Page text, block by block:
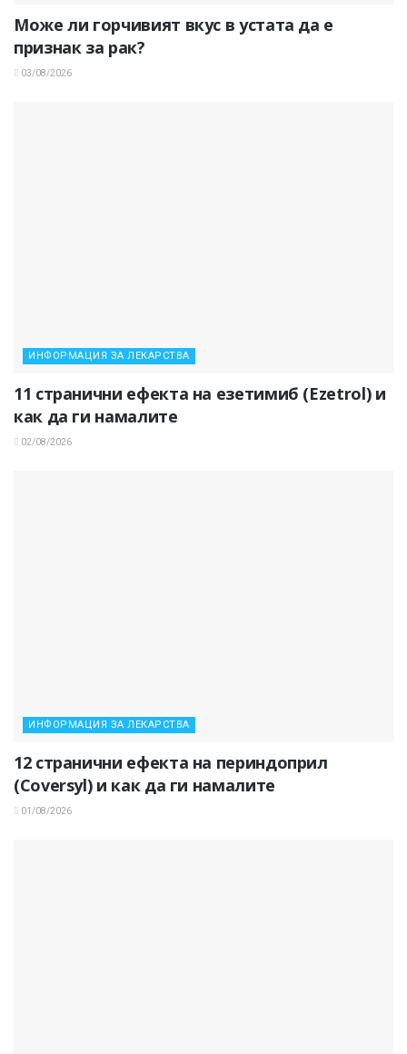
Може ли горчивият вкус в устата да е
признак за рак?
03/08/2026
ИНФОРМАЦИЯ ЗА ЛЕКАРСТВА
11 странични ефекта на езетимиб (Ezetrol) и
как да ги намалите
02/08/2026
ИНФОРМАЦИЯ ЗА ЛЕКАРСТВА
12 странични ефекта на периндоприл
(Coversyl) и как да ги намалите
01/08/2026